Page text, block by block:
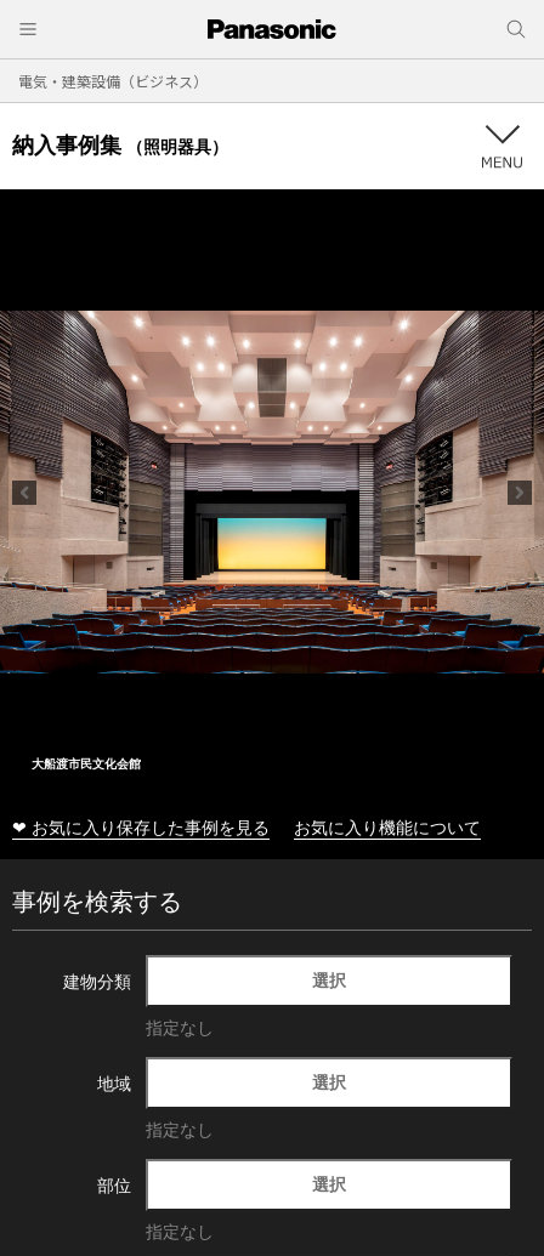
電気・建築設備（ビジネス）
納入事例集 （照明器具）
大船渡市民文化会館
❤ お気に入り保存した事例を見る お気に入り機能について
事例を検索する
建物分類 選択
指定なし
地域 選択
指定なし
部位 選択
指定なし